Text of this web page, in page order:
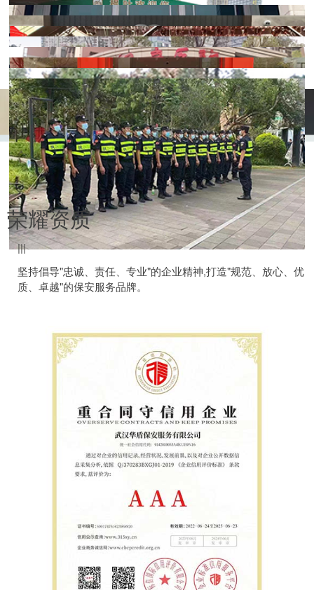
2023世界交通运输大会
万达广场开工
宜昌万豪中心
顾连康复医院
郑州·一冶工地
星海虹城·戏码头
世界华侨会
枫叶教育
洪山礼堂
光谷资本大厦
中国5G+工业互联网大会
万泰新工农人直播大赛
梧桐妇产科医院
五粮液旗舰店开业
2019年武汉军运会
荣耀资质
|||
坚持倡导"忠诚、责任、专业"的企业精神,打造"规范、放心、优
质、卓越"的保安服务品牌。